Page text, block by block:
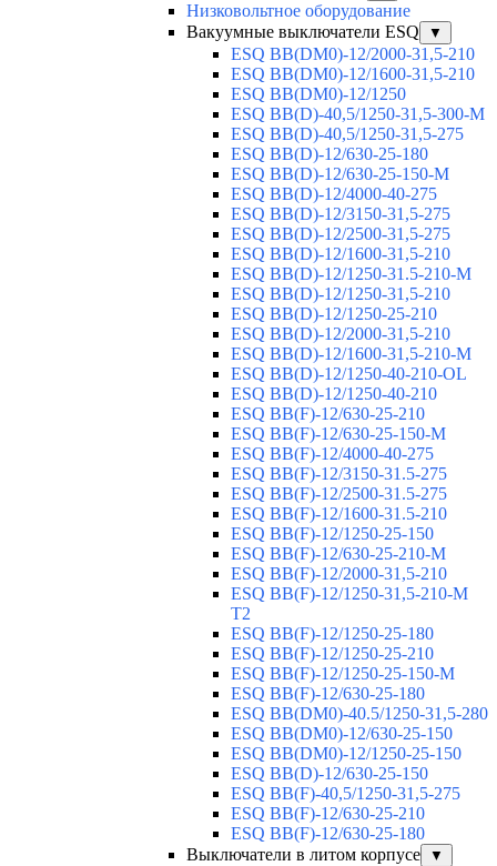
Низковольтное оборудование
Вакуумные выключатели ESQ
▼
ESQ ВВ(DM0)-12/2000-31,5-210
ESQ ВВ(DM0)-12/1600-31,5-210
ESQ ВВ(DM0)-12/1250
ESQ ВВ(D)-40,5/1250-31,5-300-М
ESQ ВВ(D)-40,5/1250-31,5-275
ESQ ВВ(D)-12/630-25-180
ESQ ВВ(D)-12/630-25-150-М
ESQ ВВ(D)-12/4000-40-275
ESQ ВВ(D)-12/3150-31,5-275
ESQ ВВ(D)-12/2500-31,5-275
ESQ ВВ(D)-12/1600-31,5-210
ESQ ВВ(D)-12/1250-31.5-210-М
ESQ ВВ(D)-12/1250-31,5-210
ESQ ВВ(D)-12/1250-25-210
ESQ BB(D)-12/2000-31,5-210
ESQ BB(D)-12/1600-31,5-210-М
ESQ BB(D)-12/1250-40-210-OL
ESQ BB(D)-12/1250-40-210
ESQ ВВ(F)-12/630-25-210
ESQ ВВ(F)-12/630-25-150-М
ESQ ВВ(F)-12/4000-40-275
ESQ ВВ(F)-12/3150-31.5-275
ESQ ВВ(F)-12/2500-31.5-275
ESQ ВВ(F)-12/1600-31.5-210
ESQ ВВ(F)-12/1250-25-150
ESQ BB(F)-12/630-25-210-М
ESQ BB(F)-12/2000-31,5-210
ESQ BB(F)-12/1250-31,5-210-М
T2
ESQ BB(F)-12/1250-25-180
ESQ ВВ(F)-12/1250-25-210
ESQ ВВ(F)-12/1250-25-150-М
ESQ BB(F)-12/630-25-180
ESQ ВВ(DM0)-40.5/1250-31,5-280
ESQ ВВ(DM0)-12/630-25-150
ESQ ВВ(DM0)-12/1250-25-150
ESQ BB(D)-12/630-25-150
ESQ ВВ(F)-40,5/1250-31,5-275
ESQ ВВ(F)-12/630-25-210
ESQ ВВ(F)-12/630-25-180
Выключатели в литом корпусе
▼